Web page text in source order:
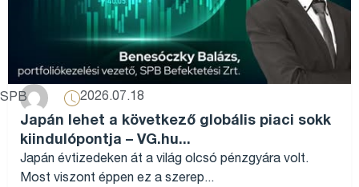
SPB 2026.07.18
Japán lehet a következő globális piaci sokk
kiindulópontja – VG.hu...
Japán évtizedeken át a világ olcsó pénzgyára volt.
Most viszont éppen ez a szerep...